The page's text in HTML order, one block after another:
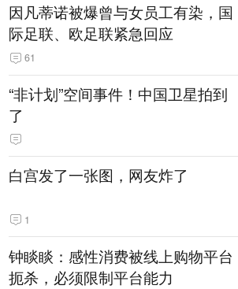
因凡蒂诺被爆曾与女员工有染，国
际足联、欧足联紧急回应
61
“非计划”空间事件！中国卫星拍到
了
白宫发了一张图，网友炸了
1
钟睒睒：感性消费被线上购物平台
扼杀，必须限制平台能力